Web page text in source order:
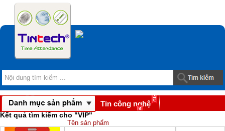
Tin công nghệ
Kết quả tìm kiếm cho "VIP"
Tên sản phẩm